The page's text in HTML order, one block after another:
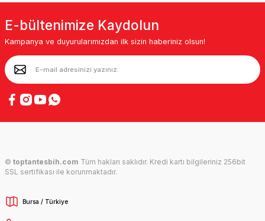
E-bültenimize Kaydolun
Kampanya ve duyurularımızdan ilk sizin haberiniz olsun!
© toptantesbih.com Tüm hakları saklıdır. Kredi kartı bilgileriniz 256bit
SSL sertifikası ile korunmaktadır.
Bursa / Türkiye